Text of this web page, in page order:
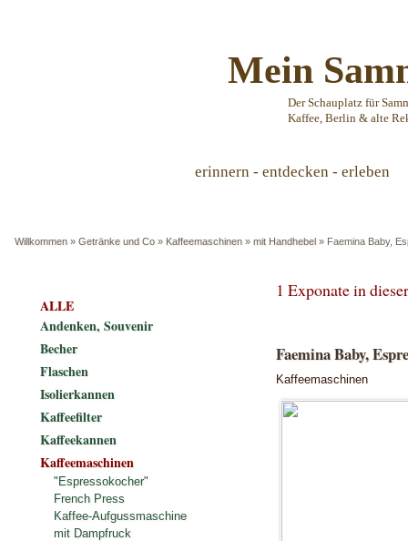
Mein
Der Schauplatz für
Kaffee, Berlin & alte
erinnern - entdecken - erleben
Willkommen » Getränke und Co » Kaffeemaschinen » mit Handhebel » Faemina Baby,
1 Exponate in
Faemina Baby,
Kaffeemaschinen
ALLE
Andenken, Souvenir
Becher
Flaschen
Isolierkannen
Kaffeefilter
Kaffeekannen
Kaffeemaschinen
"Espressokocher"
French Press
Kaffee-Aufgussmaschine
mit Dampfruck